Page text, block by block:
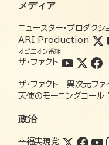
メディア
ニュースター・プロダクシ
ARI Production
オピニオン番組
ザ・ファクト
ザ・ファクト 異次元ファ
天使のモーニングコール
政治
幸福実現党